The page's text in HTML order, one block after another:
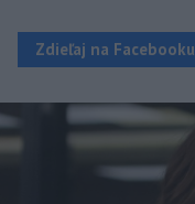
Zdieľaj na Facebooku